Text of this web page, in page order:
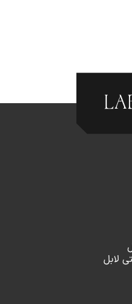
لابل